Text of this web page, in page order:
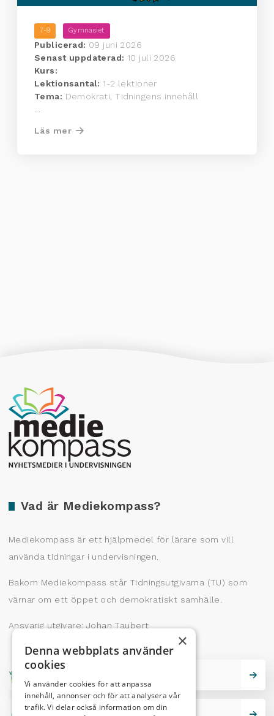
7-9 Gymnasiet
Publicerad: 09 juni 2026
Senast uppdaterad: 10 juli 2026
Kurs:
Lektionsantal: 1-2 lektioner
Tema: Demokrati, Tidningens innehåll
Läs mer
Vad är Mediekompass?
Mediekompass är ett hjälpmedel för lärare som vill
använda tidningar i undervisningen.
Bakom Mediekompass står Tidningsutgivarna (TU) som
värnar om ett öppet och demokratiskt samhälle.
Ansvarig utgivare: Johan Taubert
Producerad av Gota Media Brand Studio
×
Denna webbplats använder
cookies
Vi använder cookies för att anpassa
innehåll, annonser och för att analysera vår
trafik. Vi delar också information om din